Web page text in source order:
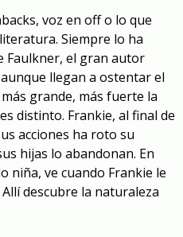
voz en off o lo que
Siempre lo ha
Faulkner, el gran autor
llegan a ostentar el
grande, más fuerte la
distinto. Frankie, al final de
acciones ha roto su
hijas lo abandonan. En
niña, ve cuando Frankie le
descubre la naturaleza